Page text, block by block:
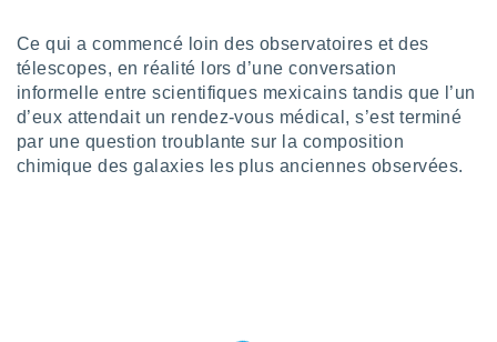
»,
au
vous
de
Ce qui a commencé loin des observatoires et des
télescopes, en réalité lors d’une conversation
informelle entre scientifiques mexicains tandis que l’un
d’eux attendait un rendez-vous médical, s’est terminé
par une question troublante sur la composition
chimique des galaxies les plus anciennes observées.